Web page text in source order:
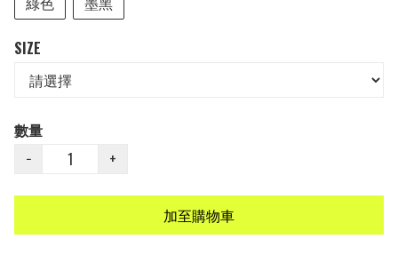
SIZE
數量
−
+
加至購物車